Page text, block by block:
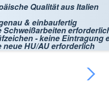
Qualität aus Italien
& einbaufertig
Schweißarbeiten
- keine Eintragung
neue HU/AU erforderlich